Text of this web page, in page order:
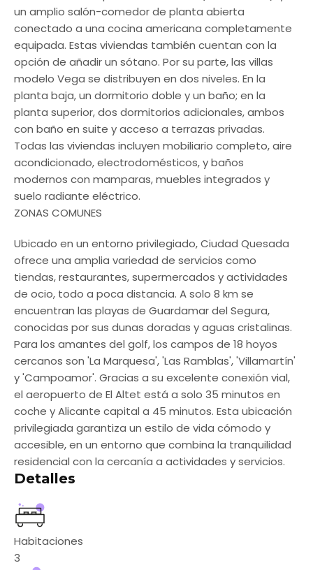
un amplio salón-comedor de planta abierta
conectado a una cocina americana completamente
equipada. Estas viviendas también cuentan con la
opción de añadir un sótano. Por su parte, las villas
modelo Vega se distribuyen en dos niveles. En la
planta baja, un dormitorio doble y un baño; en la
planta superior, dos dormitorios adicionales, ambos
con baño en suite y acceso a terrazas privadas.
Todas las viviendas incluyen mobiliario completo, aire
acondicionado, electrodomésticos, y baños
modernos con mamparas, muebles integrados y
suelo radiante eléctrico.
ZONAS COMUNES
Ubicado en un entorno privilegiado, Ciudad Quesada
ofrece una amplia variedad de servicios como
tiendas, restaurantes, supermercados y actividades
de ocio, todo a poca distancia. A solo 8 km se
encuentran las playas de Guardamar del Segura,
conocidas por sus dunas doradas y aguas cristalinas.
Para los amantes del golf, los campos de 18 hoyos
cercanos son 'La Marquesa', 'Las Ramblas', 'Villamartín'
y 'Campoamor'. Gracias a su excelente conexión vial,
el aeropuerto de El Altet está a solo 35 minutos en
coche y Alicante capital a 45 minutos. Esta ubicación
privilegiada garantiza un estilo de vida cómodo y
accesible, en un entorno que combina la tranquilidad
residencial con la cercanía a actividades y servicios.
Detalles
Habitaciones
3